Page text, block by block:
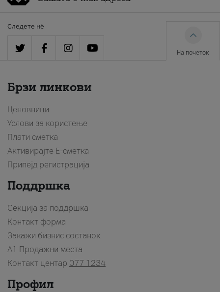
Следете нè
На почеток
Брзи линкови
Ценовници
Услови за користење
Плати сметка
Активирајте Е-сметка
Припејд регистрација
Поддршка
Секција за поддршка
Контакт форма
Закажи бизнис состанок
A1 Продажни места
Контакт центар 077 1234
Профил